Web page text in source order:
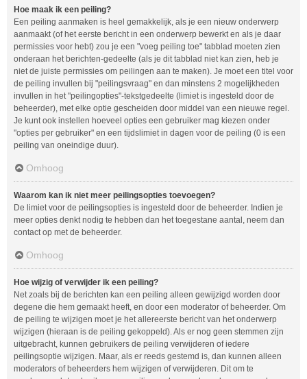
Hoe maak ik een peiling?
Een peiling aanmaken is heel gemakkelijk, als je een nieuw onderwerp
aanmaakt (of het eerste bericht in een onderwerp bewerkt en als je daar
permissies voor hebt) zou je een "voeg peiling toe" tabblad moeten zien
onderaan het berichten-gedeelte (als je dit tabblad niet kan zien, heb je
niet de juiste permissies om peilingen aan te maken). Je moet een titel voor
de peiling invullen bij "peilingsvraag" en dan minstens 2 mogelijkheden
invullen in het "peilingopties"-tekstgedeelte (limiet is ingesteld door de
beheerder), met elke optie gescheiden door middel van een nieuwe regel.
Je kunt ook instellen hoeveel opties een gebruiker mag kiezen onder
"opties per gebruiker" en een tijdslimiet in dagen voor de peiling (0 is een
peiling van oneindige duur).
Omhoog
Waarom kan ik niet meer peilingsopties toevoegen?
De limiet voor de peilingsopties is ingesteld door de beheerder. Indien je
meer opties denkt nodig te hebben dan het toegestane aantal, neem dan
contact op met de beheerder.
Omhoog
Hoe wijzig of verwijder ik een peiling?
Net zoals bij de berichten kan een peiling alleen gewijzigd worden door
degene die hem gemaakt heeft, en door een moderator of beheerder. Om
de peiling te wijzigen moet je het allereerste bericht van het onderwerp
wijzigen (hieraan is de peiling gekoppeld). Als er nog geen stemmen zijn
uitgebracht, kunnen gebruikers de peiling verwijderen of iedere
peilingsoptie wijzigen. Maar, als er reeds gestemd is, dan kunnen alleen
moderators of beheerders hem wijzigen of verwijderen. Dit om te